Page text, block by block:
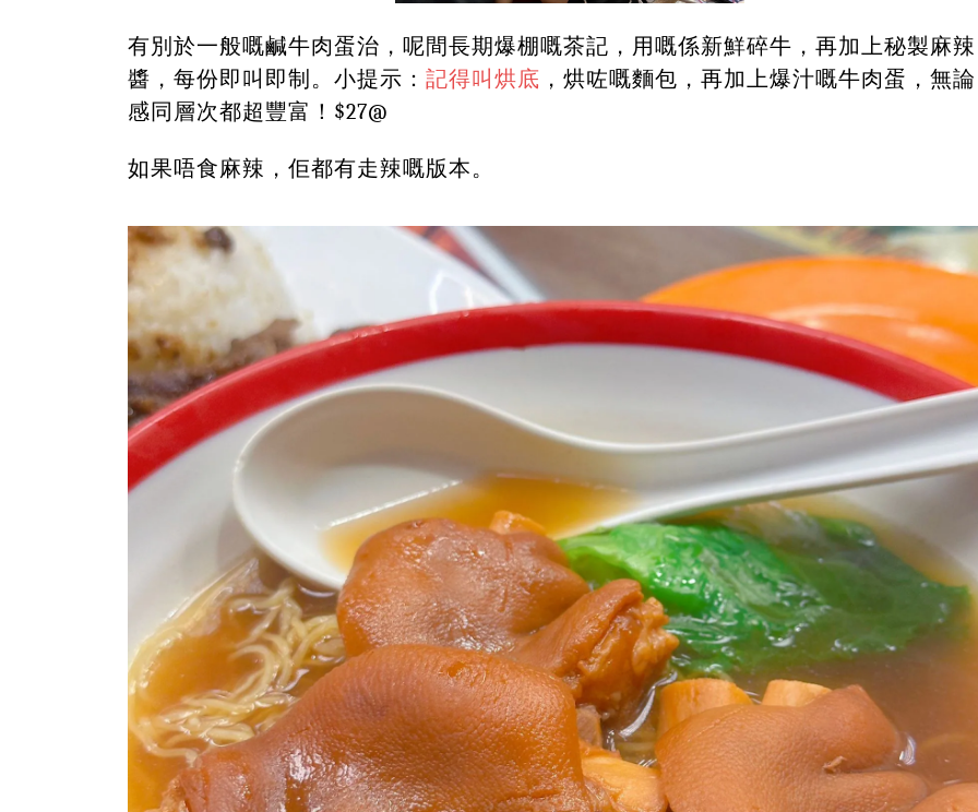
有別於一般嘅鹹牛肉蛋治，呢間長期爆棚嘅茶記，用嘅係新鮮碎牛，再加上秘製麻辣
醬，每份即叫即制。小提示： 記得叫烘底 ，烘咗嘅麵包，再加上爆汁嘅牛肉蛋，無
感同層次都超豐富！$27@
如果唔食麻辣，佢都有走辣嘅版本。